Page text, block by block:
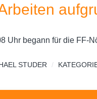
Uhr begann für die FF-
STUDER